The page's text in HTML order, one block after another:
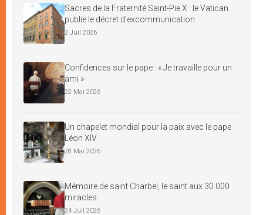
Sacres de la Fraternité Saint-Pie X : le Vatican
publie le décret d’excommunication
2 Juil 2026
Confidences sur le pape : « Je travaille pour un
ami »
22 Mai 2026
Un chapelet mondial pour la paix avec le pape
Léon XIV
28 Mai 2026
Mémoire de saint Charbel, le saint aux 30 000
miracles
24 Juil 2026